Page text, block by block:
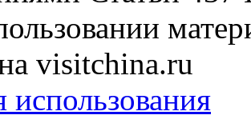
visitchina.ru
использования